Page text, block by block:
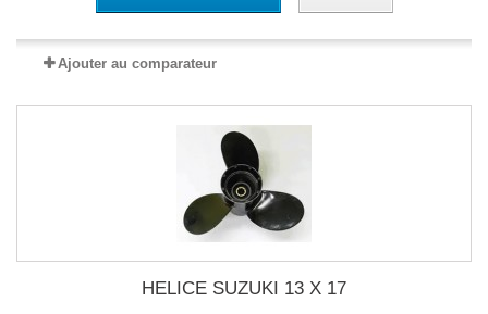
Ajouter au comparateur
HELICE SUZUKI 13 X 17